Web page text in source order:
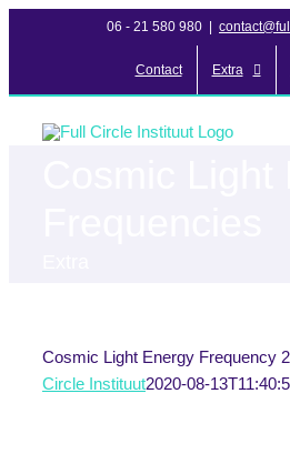
06 - 21 580 980
Contact Extra
Cosmic Light Energy Frequency
Circle Instituut2020-08-